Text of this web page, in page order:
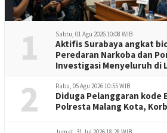
1 Sabtu, 01 Agu 2026 10:08 WIB
Aktifis Surabaya angkat
Peredaran Narkoba dan
Investigasi Menyeluruh di
2 Rabu, 05 Agu 2026 10:55 WIB
Diduga Pelanggaran kode
Polresta Malang Kota,